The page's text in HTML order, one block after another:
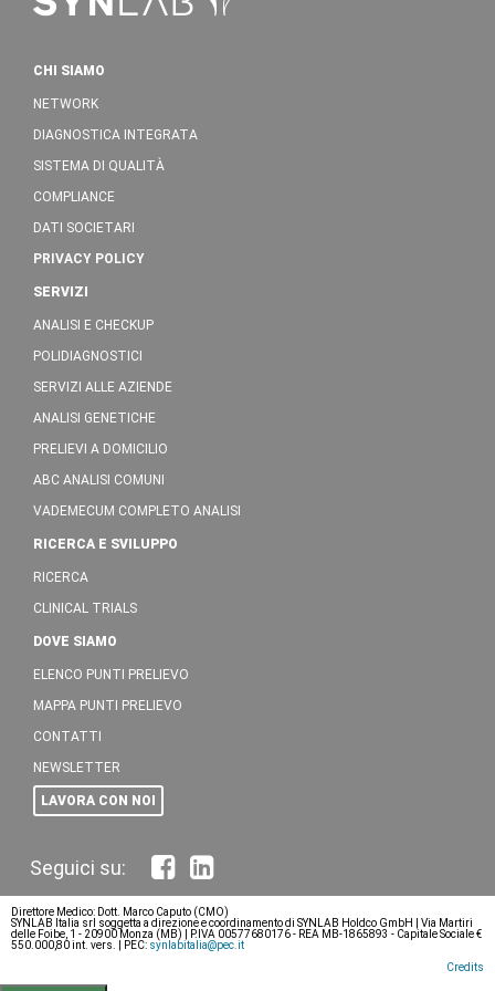
CHI SIAMO
NETWORK
DIAGNOSTICA INTEGRATA
SISTEMA DI QUALITÀ
COMPLIANCE
DATI SOCIETARI
PRIVACY POLICY
SERVIZI
ANALISI E CHECKUP
POLIDIAGNOSTICI
SERVIZI ALLE AZIENDE
ANALISI GENETICHE
PRELIEVI A DOMICILIO
ABC ANALISI COMUNI
VADEMECUM COMPLETO ANALISI
RICERCA E SVILUPPO
RICERCA
CLINICAL TRIALS
DOVE SIAMO
ELENCO PUNTI PRELIEVO
MAPPA PUNTI PRELIEVO
CONTATTI
NEWSLETTER
LAVORA CON NOI
Direttore Medico: Dott. Marco Caputo (CMO)
SYNLAB Italia srl soggetta a direzione e coordinamento di SYNLAB Holdco GmbH | Via Martiri
delle Foibe, 1 - 20900 Monza (MB) | P.IVA 00577680176 - REA MB-1865893 - Capitale Sociale €
550.000,80 int. vers. | PEC: synlabitalia@pec.it
Credits